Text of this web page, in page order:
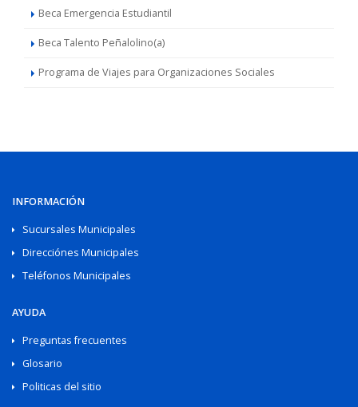
Beca Emergencia Estudiantil
Beca Talento Peñalolino(a)
Programa de Viajes para Organizaciones Sociales
INFORMACIÓN
Sucursales Municipales
Direcciónes Municipales
Teléfonos Municipales
AYUDA
Preguntas frecuentes
Glosario
Politicas del sitio